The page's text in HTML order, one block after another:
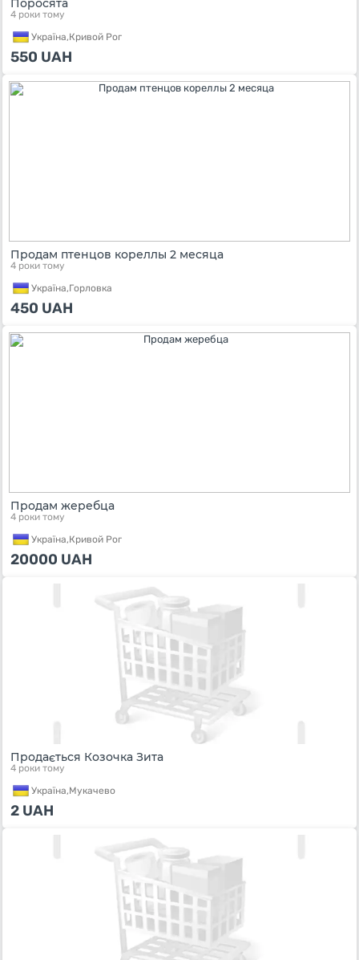
Поросята
4 роки тому
Україна,Кривой Рог
550 UAH
Продам птенцов кореллы 2 месяца
4 роки тому
Україна,Горловка
450 UAH
Продам жеребца
4 роки тому
Україна,Кривой Рог
20000 UAH
Продається Козочка Зита
4 роки тому
Україна,Мукачево
2 UAH